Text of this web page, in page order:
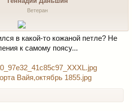
Ветеран
в какой-то кожаной петле? Не
к самому поясу...